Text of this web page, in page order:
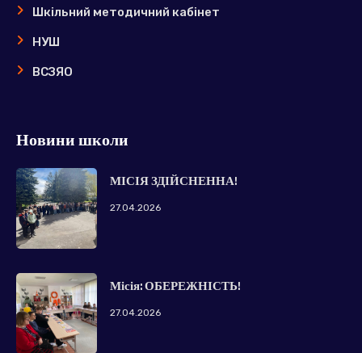
Шкільний методичний кабінет
НУШ
ВСЗЯО
Новини школи
МІСІЯ ЗДІЙСНЕННА!
27.04.2026
Місія: ОБЕРЕЖНІСТЬ!
27.04.2026